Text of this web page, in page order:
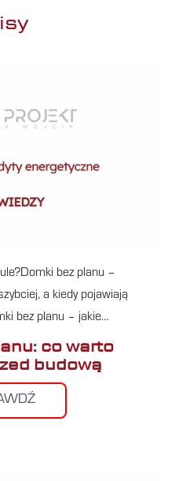
bez planu –
a kiedy pojawiają
bez planu – jakie…
co warto
budową